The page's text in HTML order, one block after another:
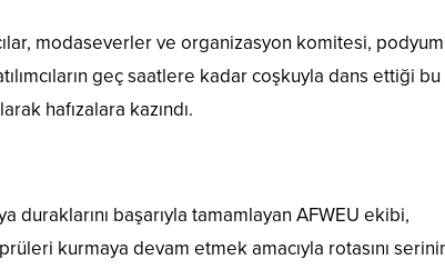
modaseverler ve organizasyon komitesi,
geç saatlere kadar coşkuyla dans ettiği bu
hafızalara kazındı.
duraklarını başarıyla tamamlayan AFWEU ekibi,
kurmaya devam etmek amacıyla rotasını